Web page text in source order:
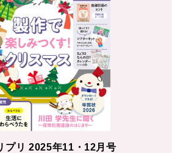
プリ 2025年11・12月号